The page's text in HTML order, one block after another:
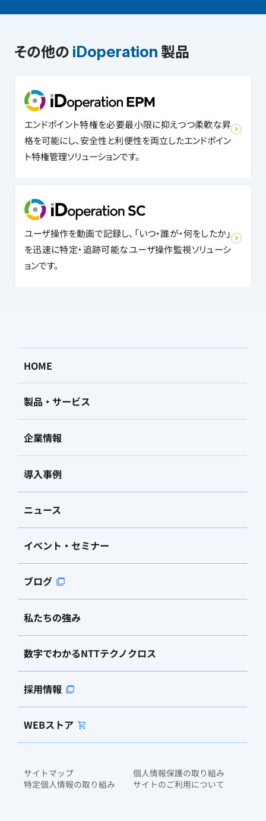
その他の iDoperation 製品
エンドポイント特権を必要最小限に抑えつつ柔軟な昇
格を可能にし、安全性と利便性を両立したエンドポイン
ト特権管理ソリューションです。
ユーザ操作を動画で記録し、「いつ・誰が・何をしたか」
を迅速に特定・追跡可能なユーザ操作監視ソリューシ
ョンです。
HOME
製品・サービス
企業情報
導入事例
ニュース
イベント・セミナー
ブログ
私たちの強み
数字でわかるNTTテクノクロス
採用情報
WEBストア
サイトマップ
個人情報保護の取り組み
特定個人情報の取り組み
サイトのご利用について